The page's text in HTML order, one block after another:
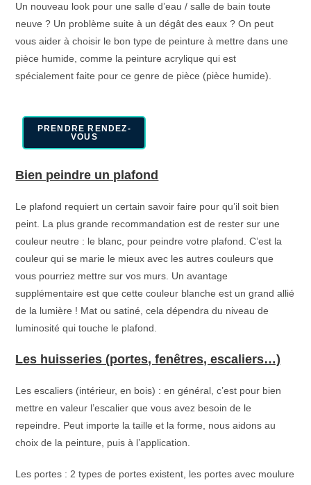
Un nouveau look pour une salle d’eau / salle de bain toute
neuve ? Un problème suite à un dégât des eaux ? On peut
vous aider à choisir le bon type de peinture à mettre dans une
pièce humide, comme la peinture acrylique qui est
spécialement faite pour ce genre de pièce (pièce humide).
PRENDRE RENDEZ-
VOUS
Bien peindre un plafond
Le plafond requiert un certain savoir faire pour qu’il soit bien
peint. La plus grande recommandation est de rester sur une
couleur neutre : le blanc, pour peindre votre plafond. C’est la
couleur qui se marie le mieux avec les autres couleurs que
vous pourriez mettre sur vos murs. Un avantage
supplémentaire est que cette couleur blanche est un grand allié
de la lumière ! Mat ou satiné, cela dépendra du niveau de
luminosité qui touche le plafond.
Les huisseries (portes, fenêtres, escaliers…)
Les escaliers (intérieur, en bois) : en général, c’est pour bien
mettre en valeur l’escalier que vous avez besoin de le
repeindre. Peut importe la taille et la forme, nous aidons au
choix de la peinture, puis à l’application.
Les portes : 2 types de portes existent, les portes avec moulure